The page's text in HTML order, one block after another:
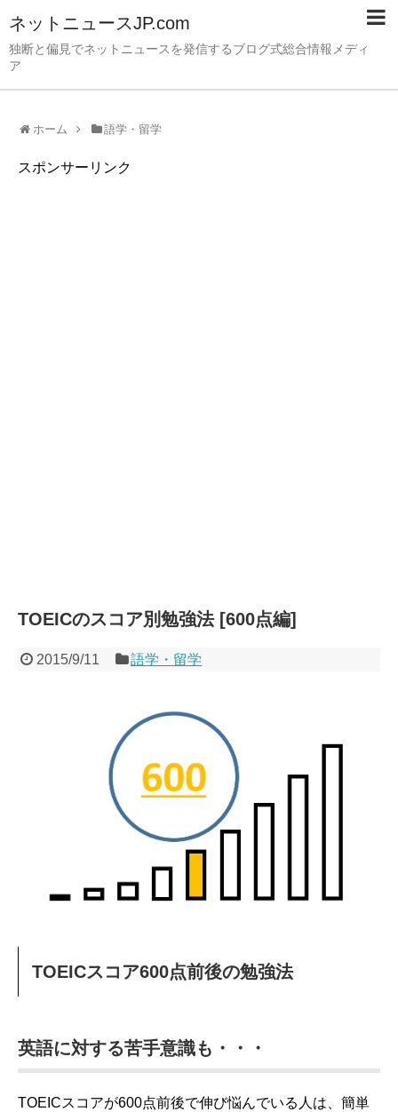
ネットニュースJP.com
独断と偏見でネットニュースを発信するブログ式総合情報メディ
ア
ホーム 語学・留学
スポンサーリンク
TOEICのスコア別勉強法 [600点編]
2015/9/11 語学・留学
TOEICスコア600点前後の勉強法
英語に対する苦手意識も・・・
TOEICスコアが600点前後で伸び悩んでいる人は、簡単